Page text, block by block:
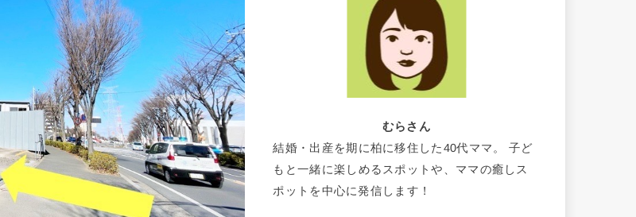
むらさん
結婚・出産を期に柏に移住した40代ママ。 子ど
もと一緒に楽しめるスポットや、ママの癒しス
ポットを中心に発信します！